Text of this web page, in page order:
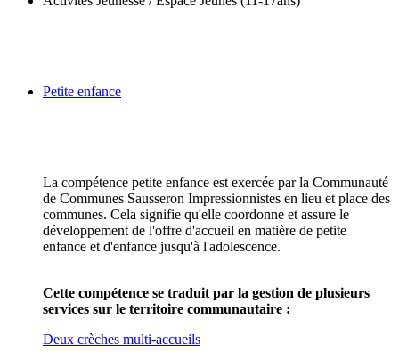
Petite enfance
La compétence petite enfance est exercée par la Communauté
de Communes Sausseron Impressionnistes en lieu et place des
communes. Cela signifie qu'elle coordonne et assure le
développement de l'offre d'accueil en matière de petite
enfance et d'enfance jusqu'à l'adolescence.
Cette compétence se traduit par la gestion de plusieurs
services sur le territoire communautaire :
Deux crèches multi-accueils